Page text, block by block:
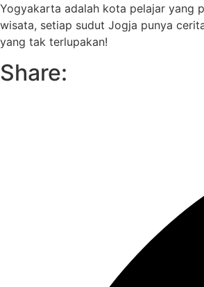
Yogyakarta adalah kota pelajar yang
wisata, setiap sudut Jogja punya
yang tak terlupakan!
Share: